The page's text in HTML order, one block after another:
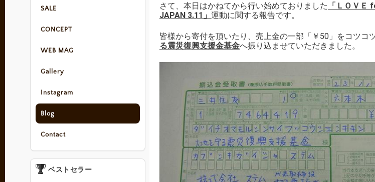
SALE
CONCEPT
WEB MAG
Gallery
Instagram
Blog
Contact
さて、本日はかねてから行い始めておりました 「ＬＯＶＥ
JAPAN 3.11」 運動に関する報告です。
皆様から寄付を頂いたり、売上金の一部「￥50」をコツコ
る震災復興支援金基金へ振り込ませていただきました。
ベストセラー